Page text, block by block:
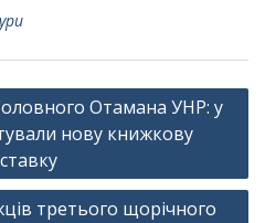
Отамана УНР: у
нову книжкову
третього щорічного